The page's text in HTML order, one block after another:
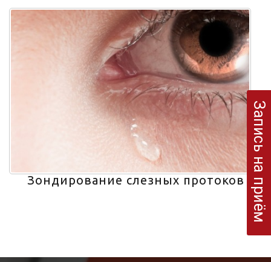
Запись на приём
Зондирование слезных протоков